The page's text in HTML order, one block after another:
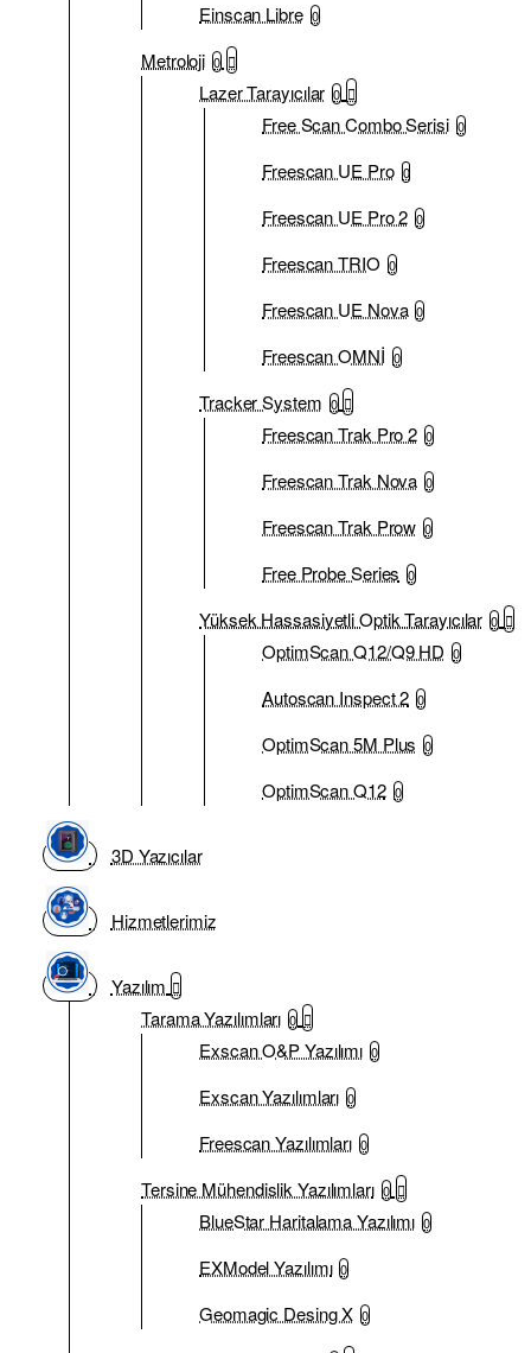
Einscan Libre 0
Metroloji 0
Lazer Tarayıcılar 0
Free Scan Combo Serisi 0
Freescan UE Pro 0
Freescan UE Pro 2 0
Freescan TRIO 0
Freescan UE Nova 0
Freescan OMNİ 0
Tracker System 0
Freescan Trak Pro 2 0
Freescan Trak Nova 0
Freescan Trak Prow 0
Free Probe Series 0
Yüksek Hassasiyetli Optik Tarayıcılar 0
OptimScan Q12/Q9 HD 0
Autoscan Inspect 2 0
OptimScan 5M Plus 0
OptimScan Q12 0
3D Yazıcılar
Hizmetlerimiz
Yazılım
Tarama Yazılımları 0
Exscan O&P Yazılımı 0
Exscan Yazılımları 0
Freescan Yazılımları 0
Tersine Mühendislik Yazılımları 0
BlueStar Haritalama Yazılımı 0
EXModel Yazılımı 0
Geomagic Desing X 0